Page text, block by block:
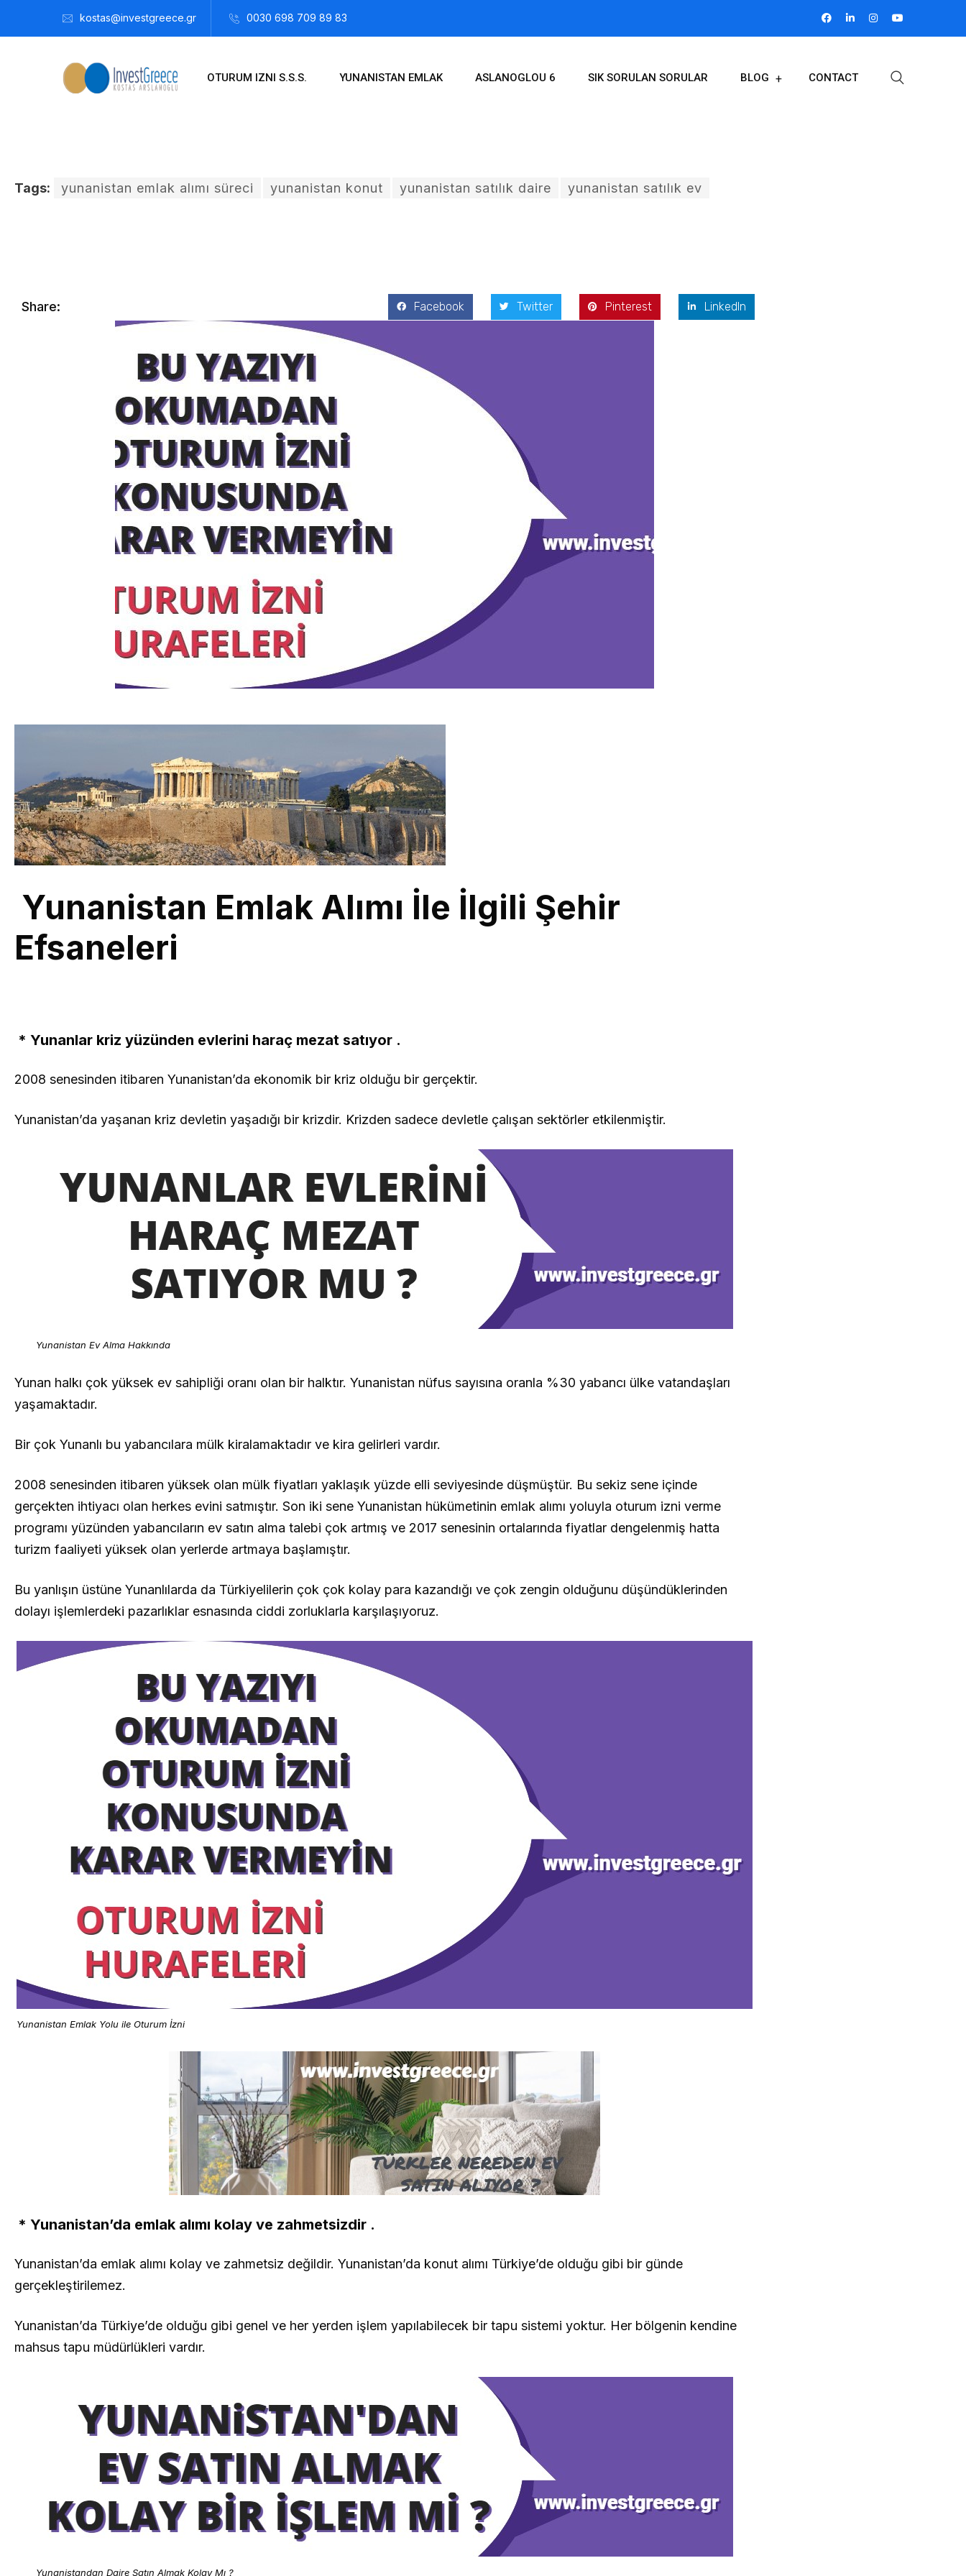
kostas@investgreece.gr 0030 698 709 89 83
OTURUM IZNI S.S.S. YUNANISTAN EMLAK ASLANOGLOU 6 SIK SORULAN SORULAR BLOG CONTACT
Tags: yunanistan emlak alımı süreci yunanistan konut yunanistan satılık daire yunanistan satılık ev
Share: Facebook Twitter Pinterest LinkedIn
Yunanistan Emlak Alımı İle İlgili Şehir
Efsaneleri
* Yunanlar kriz yüzünden evlerini haraç mezat satıyor .
2008 senesinden itibaren Yunanistan’da ekonomik bir kriz olduğu bir gerçektir.
Yunanistan’da yaşanan kriz devletin yaşadığı bir krizdir. Krizden sadece devletle çalışan sektörler etkilenmiştir.
Yunanistan Ev Alma Hakkında
Yunan halkı çok yüksek ev sahipliği oranı olan bir halktır. Yunanistan nüfus sayısına oranla %30 yabancı ülke vatandaşları
yaşamaktadır.
Bir çok Yunanlı bu yabancılara mülk kiralamaktadır ve kira gelirleri vardır.
2008 senesinden itibaren yüksek olan mülk fiyatları yaklaşık yüzde elli seviyesinde düşmüştür. Bu sekiz sene içinde
gerçekten ihtiyacı olan herkes evini satmıştır. Son iki sene Yunanistan hükümetinin emlak alımı yoluyla oturum izni verme
programı yüzünden yabancıların ev satın alma talebi çok artmış ve 2017 senesinin ortalarında fiyatlar dengelenmiş hatta
turizm faaliyeti yüksek olan yerlerde artmaya başlamıştır.
Bu yanlışın üstüne Yunanlılarda da Türkiyelilerin çok çok kolay para kazandığı ve çok zengin olduğunu düşündüklerinden
dolayı işlemlerdeki pazarlıklar esnasında ciddi zorluklarla karşılaşıyoruz.
Yunanistan Emlak Yolu ile Oturum İzni
* Yunanistan’da emlak alımı kolay ve zahmetsizdir .
Yunanistan’da emlak alımı kolay ve zahmetsiz değildir. Yunanistan’da konut alımı Türkiye’de olduğu gibi bir günde
gerçekleştirilemez.
Yunanistan’da Türkiye’de olduğu gibi genel ve her yerden işlem yapılabilecek bir tapu sistemi yoktur. Her bölgenin kendine
mahsus tapu müdürlükleri vardır.
Yunanistandan Daire Satın Almak Kolay Mı ?